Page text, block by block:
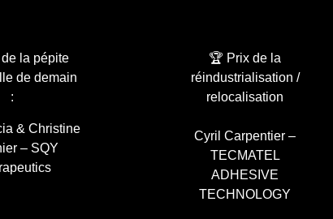
la pépite
de demain
:
& Christine
– SQY
🏆 Prix de la
réindustrialisation /
relocalisation
Cyril Carpentier –
TECMATEL
ADHESIVE
TECHNOLOGY